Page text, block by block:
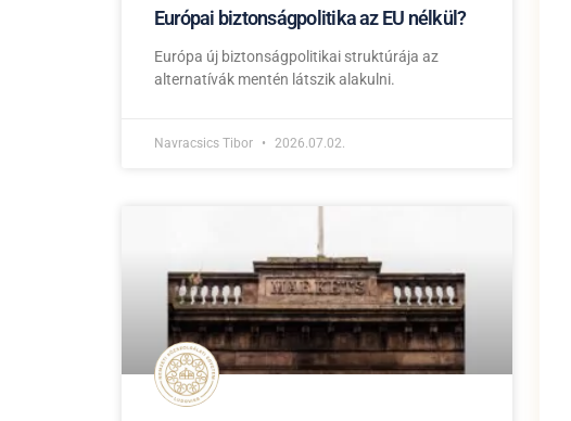
Európai biztonságpolitika az EU nélkül?
Európa új biztonságpolitikai struktúrája az
alternatívák mentén látszik alakulni.
Navracsics Tibor 2026.07.02.